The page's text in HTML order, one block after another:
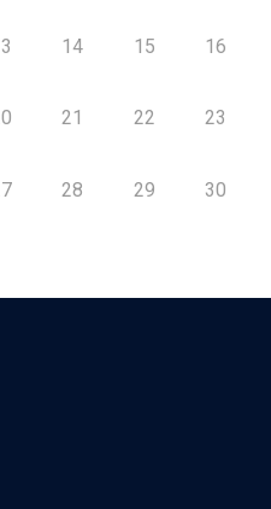
14 15 16
21 22 23
28 29 30